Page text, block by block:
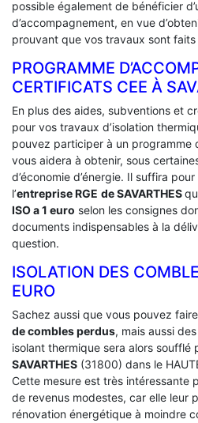
possible également de bénéficier
d’accompagnement, en vue
prouvant que vos travaux sont
PROGRAMME
CERTIFICATS CEE À
En plus des aides, subventions et
pour vos travaux d’isolation
pouvez participer à un programme
vous aidera à obtenir, sous
d’économie d’énergie. Il suffira
l’entreprise RGE de SAVARTHES
ISO a 1 euro selon les consignes
documents indispensables à la
question.
ISOLATION DES
EURO
Sachez aussi que vous pouvez
de combles perdus, mais aussi
isolant thermique sera alors soufflé
SAVARTHES (31800) dans le
Cette mesure est très intéressante
de revenus modestes, car elle leur
rénovation énergétique à moindre